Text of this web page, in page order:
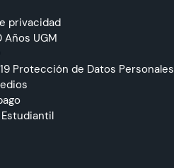
privacidad
Años UGM
Protección de Datos Personales